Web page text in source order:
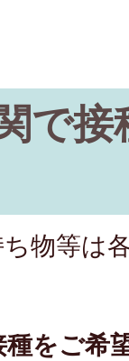
で
物等は
をご希